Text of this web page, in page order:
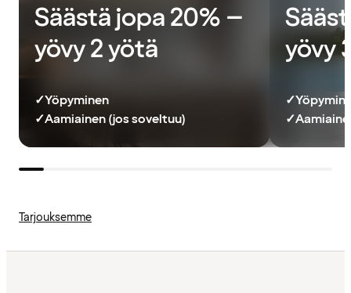
Säästä jopa 20% –
yövy 2 yötä
✓Yöpyminen
✓Aamiainen (jos soveltuu)
yövy
✓
✓
Tarjouksemme